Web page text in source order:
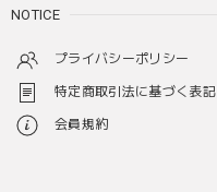
NOTICE
プライバシーポリシー
特定商取引法に基づく表記
会員規約